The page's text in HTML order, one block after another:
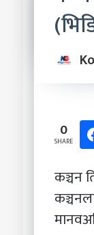
0
SHARE
कञ्चन